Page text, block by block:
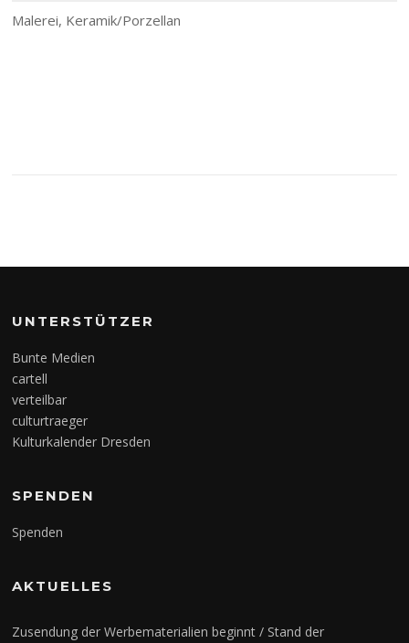
Malerei, Keramik/Porzellan
UNTERSTÜTZER
Bunte Medien
cartell
verteilbar
culturtraeger
Kulturkalender Dresden
SPENDEN
Spenden
AKTUELLES
Zusendung der Werbematerialien beginnt / Stand der